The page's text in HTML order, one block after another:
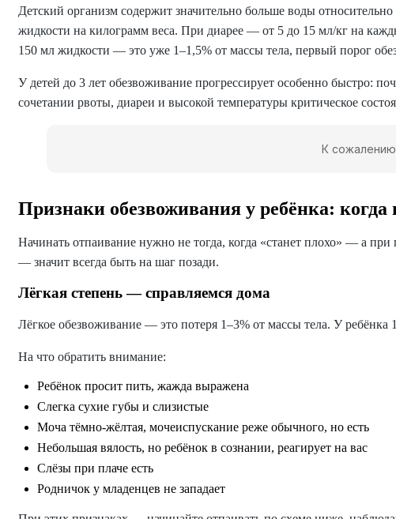
Детский организм содержит значительно больше воды
жидкости на килограмм веса. При диарее — от 5 до 15 мл/кг на
150 мл жидкости — это уже 1–1,5% от массы тела, первый порог
У детей до 3 лет обезвоживание прогрессирует особенно быстро:
сочетании рвоты, диареи и высокой температуры критическое
К
Признаки обезвоживания у ребёнка: когда
Начинать отпаивание нужно не тогда, когда «станет плохо» — а
— значит всегда быть на шаг позади.
Лёгкая степень — справляемся дома
Лёгкое обезвоживание — это потеря 1–3% от массы тела. У
На что обратить внимание:
Ребёнок просит пить, жажда выражена
Слегка сухие губы и слизистые
Моча тёмно-жёлтая, мочеиспускание реже обычного, но есть
Небольшая вялость, но ребёнок в сознании, реагирует на вас
Слёзы при плаче есть
Родничок у младенцев не западает